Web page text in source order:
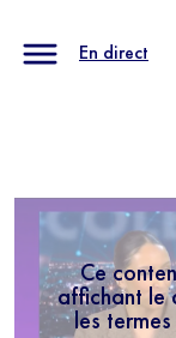
En direct
Ce
affichant le
les